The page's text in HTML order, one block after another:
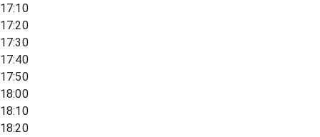
17:10
17:20
17:30
17:40
17:50
18:00
18:10
18:20